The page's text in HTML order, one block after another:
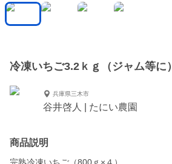
冷凍いちご3.2ｋｇ（ジャム等に）
兵庫県三木市
谷井啓人 | たにい農園
商品説明